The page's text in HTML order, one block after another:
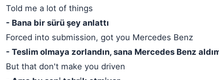
Told me a lot of things
- Bana bir sürü şey anlattı
Forced into submission, got you Mercedes Benz
- Teslim olmaya zorlandın, sana Mercedes Benz
But that don't make you driven